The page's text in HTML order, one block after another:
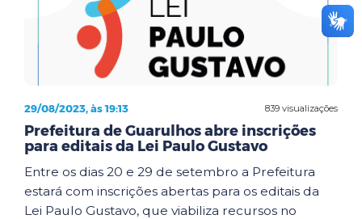
839 visualizações
29/08/2023, às 19:13
Prefeitura de Guarulhos abre inscrições
para editais da Lei Paulo Gustavo
Entre os dias 20 e 29 de setembro a Prefeitura
estará com inscrições abertas para os editais da
Lei Paulo Gustavo, que viabiliza recursos no